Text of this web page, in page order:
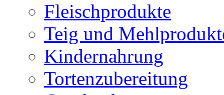
Fleischprodukte
Teig und
Kindernahrung
Tortenzubereitung